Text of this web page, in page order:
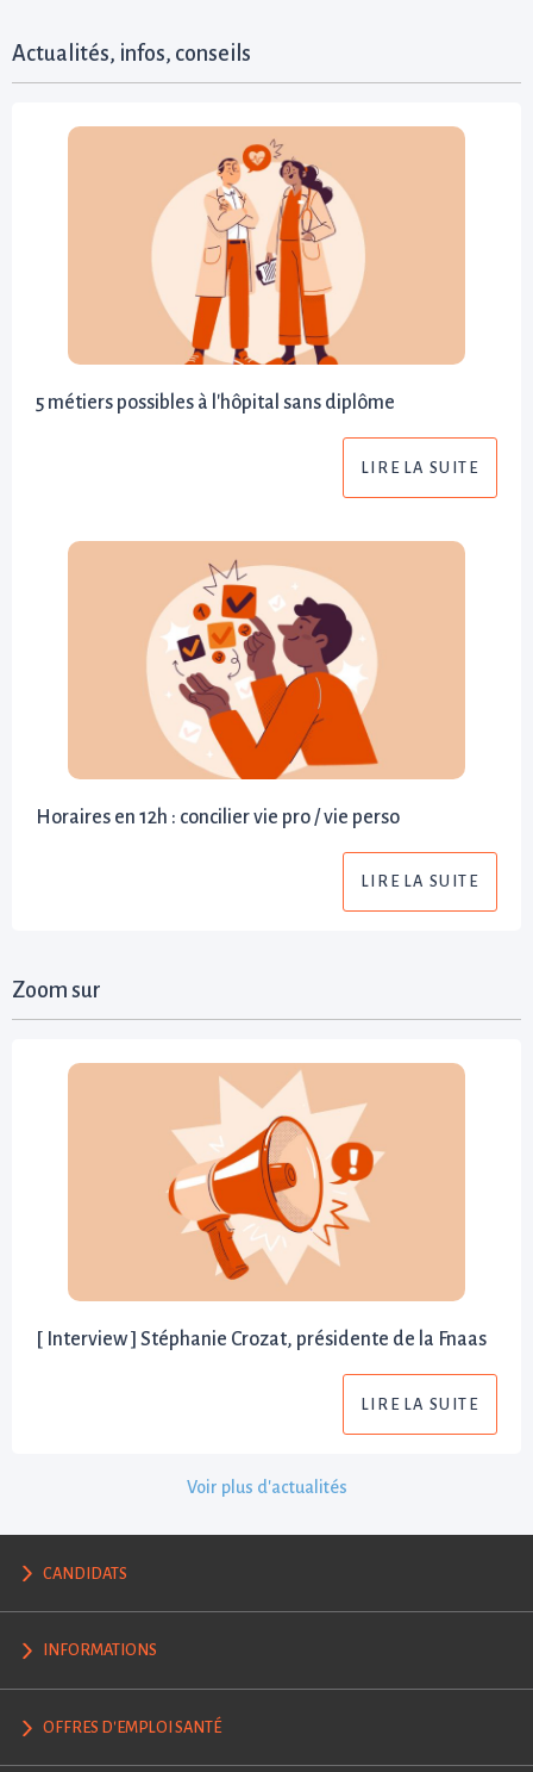
Actualités, infos, conseils
5 métiers possibles à l'hôpital sans diplôme
LIRE LA SUITE
Horaires en 12h : concilier vie pro / vie perso
LIRE LA SUITE
Zoom sur
[ Interview ] Stéphanie Crozat, présidente de la Fnaas
LIRE LA SUITE
Voir plus d'actualités
CANDIDATS
INFORMATIONS
OFFRES D'EMPLOI SANTÉ